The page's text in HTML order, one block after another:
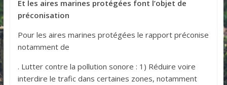
Et les aires marines protégées font l’objet de
préconisation
Pour les aires marines protégées le rapport préconise
notamment de
. Lutter contre la pollution sonore : 1) Réduire voire
interdire le trafic dans certaines zones, notamment